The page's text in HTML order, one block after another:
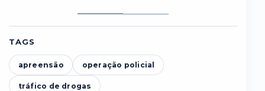
Foto
1
Foto
2
TAGS
apreensão operação policial
tráfico de drogas